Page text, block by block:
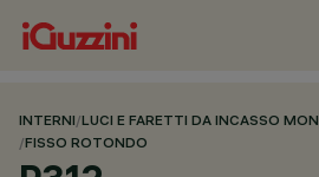
INTERNI/LUCI E FARETTI DA INCASSO
/FISSO ROTONDO